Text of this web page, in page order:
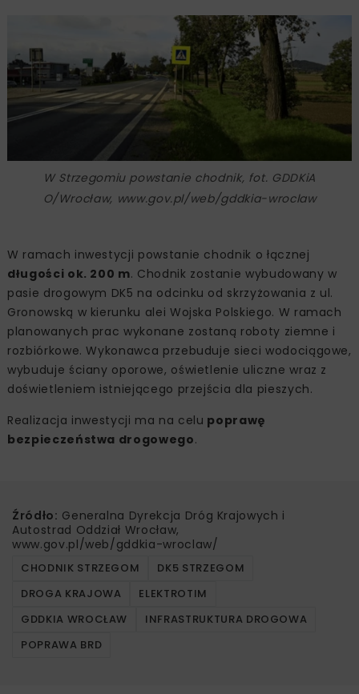
W Strzegomiu powstanie chodnik, fot. GDDKiA
O/Wrocław, www.gov.pl/web/gddkia-wroclaw
W ramach inwestycji powstanie chodnik o łącznej
długości ok. 200 m. Chodnik zostanie wybudowany w
pasie drogowym DK5 na odcinku od skrzyżowania z ul.
Gronowską w kierunku alei Wojska Polskiego. W ramach
planowanych prac wykonane zostaną roboty ziemne i
rozbiórkowe. Wykonawca przebuduje sieci wodociągowe,
wybuduje ściany oporowe, oświetlenie uliczne wraz z
doświetleniem istniejącego przejścia dla pieszych.
Realizacja inwestycji ma na celu poprawę
bezpieczeństwa drogowego.
Źródło: Generalna Dyrekcja Dróg Krajowych i
Autostrad Oddział Wrocław,
www.gov.pl/web/gddkia-wroclaw/
CHODNIK STRZEGOM
DK5 STRZEGOM
DROGA KRAJOWA
ELEKTROTIM
GDDKIA WROCŁAW
INFRASTRUKTURA DROGOWA
POPRAWA BRD